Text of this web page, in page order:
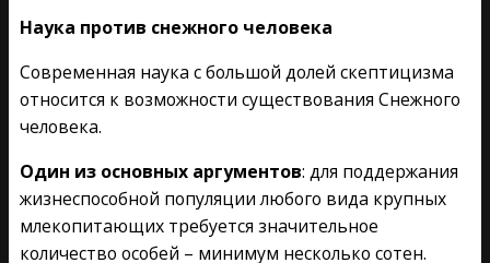
Наука против снежного человека
Современная наука с большой долей скептицизма
относится к возможности существования Снежного
человека.
Один из основных аргументов: для поддержания
жизнеспособной популяции любого вида крупных
млекопитающих требуется значительное
количество особей – минимум несколько сотен.